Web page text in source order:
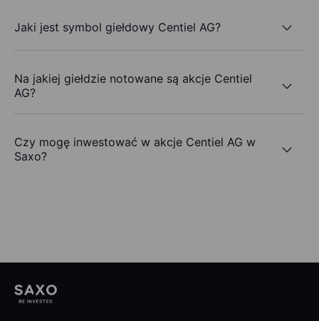
Jaki jest symbol giełdowy Centiel AG?
Na jakiej giełdzie notowane są akcje Centiel
AG?
Czy mogę inwestować w akcje Centiel AG w
Saxo?